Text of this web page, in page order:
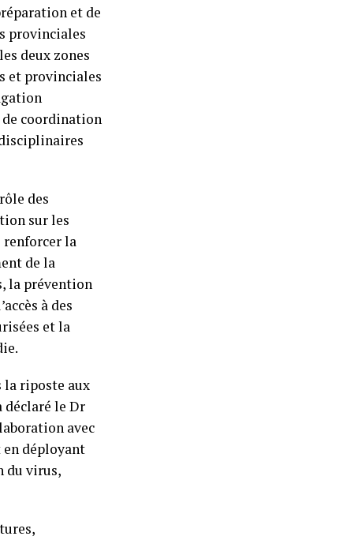
et de
provinciales
deux zones
et provinciales
coordination
des
sur les
renforcer la
de la
la prévention
à des
et la
la riposte aux
déclaré le Dr
avec
déployant
du virus,